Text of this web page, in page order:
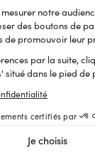
notre
des boutons de
de promouvoir leur
par la suite,
situé dans le pied de
certifiés par
Je choisis